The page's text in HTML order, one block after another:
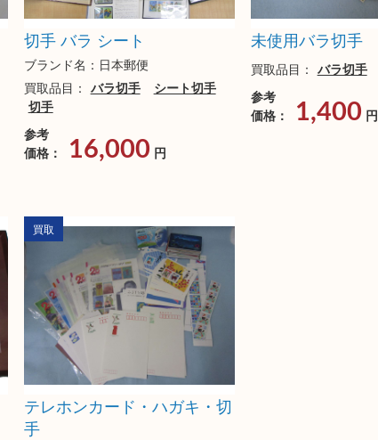
切手 バラ シート
ブランド名：日本郵便
買取品目： バラ切手
シート切手
切手
参考
価格：
16,000 円
未使用バラ切手
買取品目： バラ切手
参考
価格：
1,400 円
買取
テレホンカード・ハガキ・切
手